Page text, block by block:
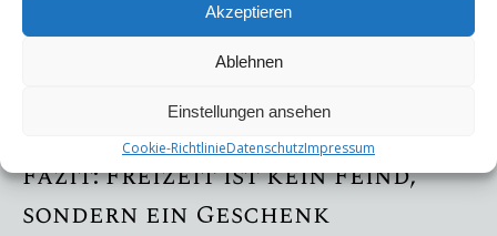
Akzeptieren
Ablehnen
Einstellungen ansehen
Cookie-RichtlinieDatenschutzImpressum
Unstrukturierte Zeit genießen
Buch lesen oder sich einfach hinsetzen – ohne Ziel oder
mehr bewusste Momente. Qualität statt Quantität.
Fazit: Freizeit ist kein Feind,
sondern ein Geschenk